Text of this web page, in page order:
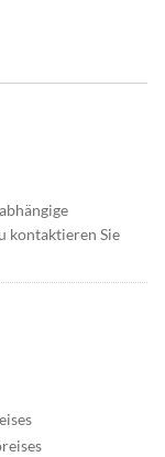
kontaktieren Sie